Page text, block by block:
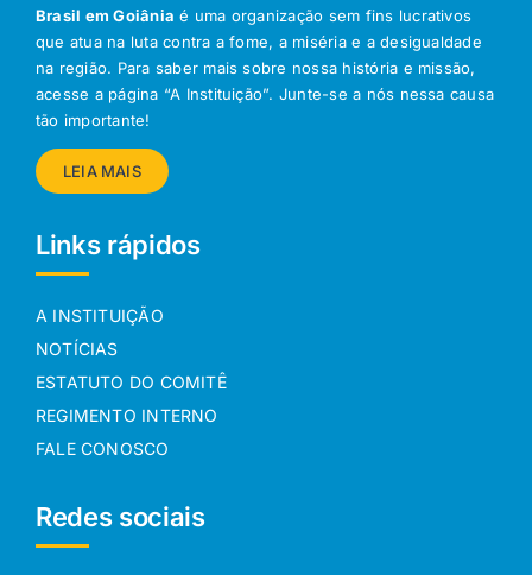
Brasil em Goiânia é uma organização sem fins lucrativos
que atua na luta contra a fome, a miséria e a desigualdade
na região. Para saber mais sobre nossa história e missão,
acesse a página “A Instituição”. Junte-se a nós nessa causa
tão importante!
LEIA MAIS
Links rápidos
A INSTITUIÇÃO
NOTÍCIAS
ESTATUTO DO COMITÊ
REGIMENTO INTERNO
FALE CONOSCO
Redes sociais